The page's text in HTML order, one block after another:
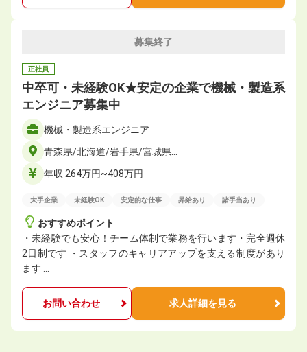
募集終了
正社員
中卒可・未経験OK★安定の企業で機械・製造系
エンジニア募集中
機械・製造系エンジニア
青森県/北海道/岩手県/宮城県…
年収 264万円~408万円
大手企業 未経験OK 安定的な仕事 昇給あり 諸手当あり
おすすめポイント
・未経験でも安心！チーム体制で業務を行います・完全週休
2日制です ・スタッフのキャリアアップを支える制度があり
ます …
お問い合わせ 求人詳細を見る